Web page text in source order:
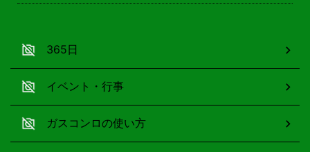
365日
イベント・行事
ガスコンロの使い方